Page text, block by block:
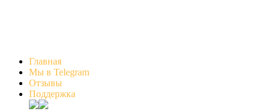
Главная
Мы в Telegram
Отзывы
Поддержка